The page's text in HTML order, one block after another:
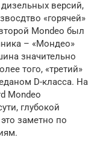
версий,
«горячей»
Mondeo был
– «Мондео»
значительно
того, «третий»
D-класса. На
Mondeo
глубокой
заметно по